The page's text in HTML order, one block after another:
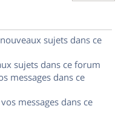
sujets dans ce
sujets dans ce forum
messages dans ce
messages dans ce